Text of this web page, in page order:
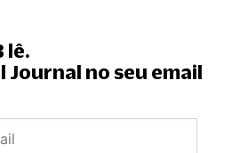
lê.
Journal no seu email